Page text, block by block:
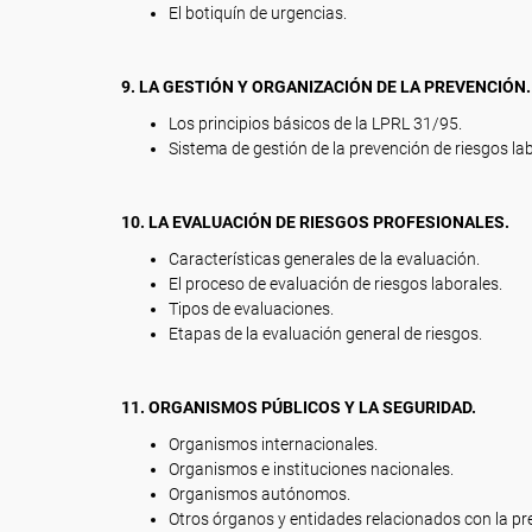
El botiquín de urgencias.
9. LA GESTIÓN Y ORGANIZACIÓN DE LA PREVENCIÓN.
Los principios básicos de la LPRL 31/95.
Sistema de gestión de la prevención de riesgos
10. LA EVALUACIÓN DE RIESGOS PROFESIONALES.
Características generales de la evaluación.
El proceso de evaluación de riesgos laborales.
Tipos de evaluaciones.
Etapas de la evaluación general de riesgos.
11. ORGANISMOS PÚBLICOS Y LA SEGURIDAD.
Organismos internacionales.
Organismos e instituciones nacionales.
Organismos autónomos.
Otros órganos y entidades relacionados con la